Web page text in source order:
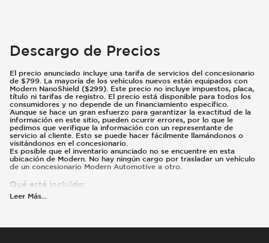
Descargo de Precios
El precio anunciado incluye una tarifa de servicios del concesionario
de $799. La mayoría de los vehículos nuevos están equipados con
Modern NanoShield ($299). Este precio no incluye impuestos, placa,
título ni tarifas de registro. El precio está disponible para todos los
consumidores y no depende de un financiamiento específico.
Aunque se hace un gran esfuerzo para garantizar la exactitud de la
información en este sitio, pueden ocurrir errores, por lo que le
pedimos que verifique la información con un representante de
servicio al cliente. Esto se puede hacer fácilmente llamándonos o
visitándonos en el concesionario.
Es posible que el inventario anunciado no se encuentre en esta
ubicación de Modern. No hay ningún cargo por trasladar un vehículo
de un concesionario Modern Automotive a otro.
Qué está incluido:
El precio anunciado incluye una tarifa de servicios del concesionario
de $799. Pueden estar disponibles reembolsos o incentivos
Leer Más